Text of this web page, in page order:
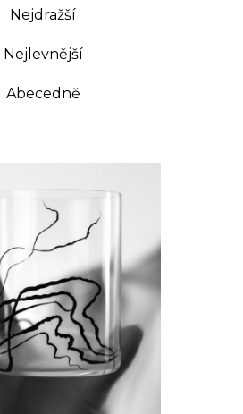
Nejdražší
Nejlevnější
Abecedně